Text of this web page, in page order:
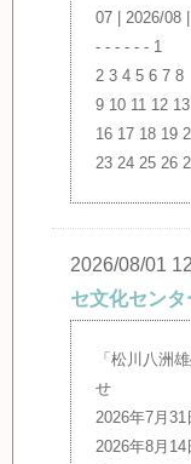
07 | 2026/08
- - - - - - 1
2 3 4 5 6 7 8
9 10 11 12
16 17 18 19
23 24 25 26 2
2026/08/01
セ文化センタ
「松川八洲
せ
2026年7月31
2026年8月